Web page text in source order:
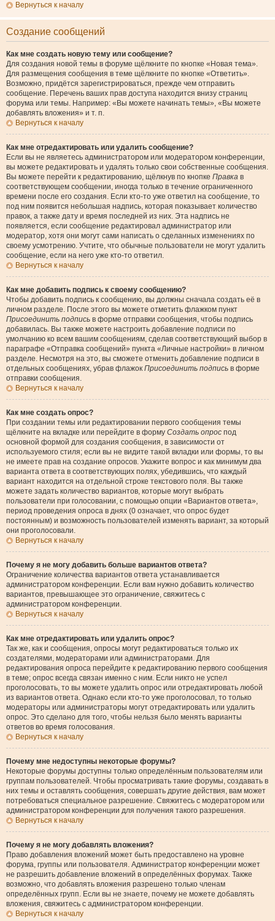
Вернуться к началу
Создание сообщений
Как мне создать новую тему или сообщение?
Для создания новой темы в форуме щёлкните по кнопке «Новая тема».
Для размещения сообщения в теме щёлкните по кнопке «Ответить».
Возможно, придётся зарегистрироваться, прежде чем отправить
сообщение. Перечень ваших прав доступа находится внизу страниц
форума или темы. Например: «Вы можете начинать темы», «Вы можете
добавлять вложения» и т. п.
Вернуться к началу
Как мне отредактировать или удалить сообщение?
Если вы не являетесь администратором или модератором конференции,
вы можете редактировать и удалять только свои собственные сообщения.
Вы можете перейти к редактированию, щёлкнув по кнопке Правка в
соответствующем сообщении, иногда только в течение ограниченного
времени после его создания. Если кто-то уже ответил на сообщение, то
под ним появится небольшая надпись, которая показывает количество
правок, а также дату и время последней из них. Эта надпись не
появляется, если сообщение редактировал администратор или
модератор, хотя они могут сами написать о сделанных изменениях по
своему усмотрению. Учтите, что обычные пользователи не могут удалить
сообщение, если на него уже кто-то ответил.
Вернуться к началу
Как мне добавить подпись к своему сообщению?
Чтобы добавить подпись к сообщению, вы должны сначала создать её в
личном разделе. После этого вы можете отметить флажком пункт
Присоединить подпись в форме отправки сообщения, чтобы подпись
добавилась. Вы также можете настроить добавление подписи по
умолчанию ко всем вашим сообщениям, сделав соответствующий выбор в
параграфе «Отправка сообщений» пункта «Личные настройки» в личном
разделе. Несмотря на это, вы сможете отменить добавление подписи в
отдельных сообщениях, убрав флажок Присоединить подпись в форме
отправки сообщения.
Вернуться к началу
Как мне создать опрос?
При создании темы или редактировании первого сообщения темы
щёлкните на вкладке или перейдите в форму Создать опрос под
основной формой для создания сообщения, в зависимости от
используемого стиля; если вы не видите такой вкладки или формы, то вы
не имеете прав на создание опросов. Укажите вопрос и как минимум два
варианта ответа в соответствующих полях, убедившись, что каждый
вариант находится на отдельной строке текстового поля. Вы также
можете задать количество вариантов, которые могут выбрать
пользователи при голосовании, с помощью опции «Вариантов ответа»,
период проведения опроса в днях (0 означает, что опрос будет
постоянным) и возможность пользователей изменять вариант, за который
они проголосовали.
Вернуться к началу
Почему я не могу добавить больше вариантов ответа?
Ограничение количества вариантов ответа устанавливается
администратором конференции. Если вам нужно добавить количество
вариантов, превышающее это ограничение, свяжитесь с
администратором конференции.
Вернуться к началу
Как мне отредактировать или удалить опрос?
Так же, как и сообщения, опросы могут редактироваться только их
создателями, модераторами или администраторами. Для
редактирования опроса перейдите к редактированию первого сообщения
в теме; опрос всегда связан именно с ним. Если никто не успел
проголосовать, то вы можете удалить опрос или отредактировать любой
из вариантов ответа. Однако если кто-то уже проголосовал, то только
модераторы или администраторы могут отредактировать или удалить
опрос. Это сделано для того, чтобы нельзя было менять варианты
ответов во время голосования.
Вернуться к началу
Почему мне недоступны некоторые форумы?
Некоторые форумы доступны только определённым пользователям или
группам пользователей. Чтобы просматривать такие форумы, создавать в
них темы и оставлять сообщения, совершать другие действия, вам может
потребоваться специальное разрешение. Свяжитесь с модератором или
администратором конференции для получения такого разрешения.
Вернуться к началу
Почему я не могу добавлять вложения?
Право добавления вложений может быть предоставлено на уровне
форума, группы или пользователя. Администратор конференции может
не разрешить добавление вложений в определённых форумах. Также
возможно, что добавлять вложения разрешено только членам
определённых групп. Если вы не знаете, почему не можете добавлять
вложения, свяжитесь с администратором конференции.
Вернуться к началу